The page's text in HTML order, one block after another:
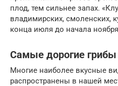
плод, тем сильнее запах.
владимирских, смоленских,
конца июля до начала
Самые дорогие
Многие наиболее вкусные
распространены в нашей